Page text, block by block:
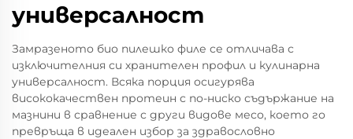
универсалност
Замразеното био пилешко филе се отличава с
изключителния си хранителен профил и кулинарна
универсалност. Всяка порция осигурява
висококачествен протеин с по-ниско съдържание на
мазнини в сравнение с други видове месо, което го
превръща в идеален избор за здравословно